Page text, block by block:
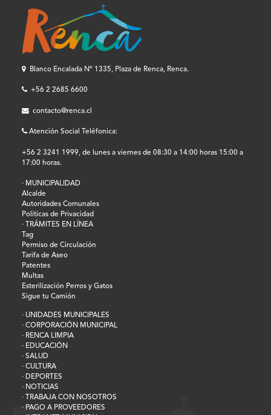
Blanco Encalada Nº 1335, Plaza de Renca, Renca.
+56 2 2685 6600
contacto@renca.cl
Atención Social Teléfonica:
+56 2 3241 1999, de lunes a viernes de 08:30 a 14:00 horas 15:00 a
17:00 horas.
· MUNICIPALIDAD
Alcalde
Autoridades Comunales
Políticas de Privacidad
· TRÁMITES EN LÍNEA
Tag
Permiso de Circulación
Tarifa de Aseo
Patentes
Multas
Esterilización Perros y Gatos
Sigue tu Camión
· UNIDADES MUNICIPALES
· CORPORACIÓN MUNICIPAL
· RENCA LIMPIA
· EDUCACIÓN
· SALUD
· CULTURA
· DEPORTES
· NOTICIAS
· TRABAJA CON NOSOTROS
· PAGO A PROVEEDORES